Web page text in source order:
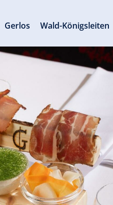
Gerlos Wald-Königsleiten